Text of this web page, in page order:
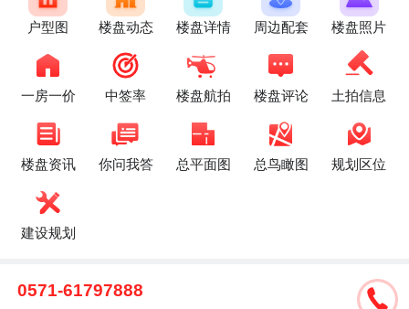
户型图 楼盘动态 楼盘详情 周边配套 楼盘照片
一房一价 中签率 楼盘航拍 楼盘评论 土拍信息
楼盘资讯 你问我答 总平面图 总鸟瞰图 规划区位
建设规划
0571-61797888